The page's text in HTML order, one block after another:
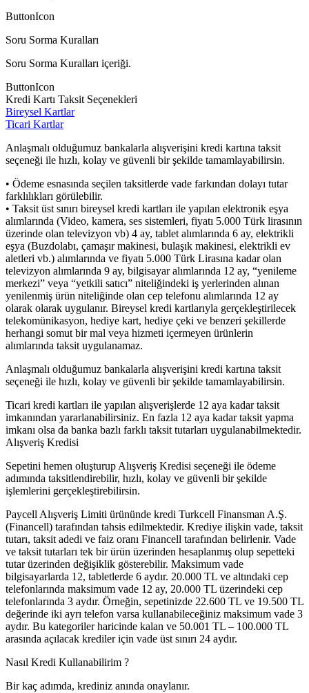
ButtonIcon
Soru Sorma Kuralları
Soru Sorma Kuralları içeriği.
ButtonIcon
Kredi Kartı Taksit Seçenekleri
Bireysel Kartlar
Ticari Kartlar
Anlaşmalı olduğumuz bankalarla alışverişini kredi kartına taksit
seçeneği ile hızlı, kolay ve güvenli bir şekilde tamamlayabilirsin.
• Ödeme esnasında seçilen taksitlerde vade farkından dolayı tutar
farklılıkları görülebilir.
• Taksit üst sınırı bireysel kredi kartları ile yapılan elektronik eşya
alımlarında (Video, kamera, ses sistemleri, fiyatı 5.000 Türk lirasının
üzerinde olan televizyon vb) 4 ay, tablet alımlarında 6 ay, elektrikli
eşya (Buzdolabı, çamaşır makinesi, bulaşık makinesi, elektrikli ev
aletleri vb.) alımlarında ve fiyatı 5.000 Türk Lirasına kadar olan
televizyon alımlarında 9 ay, bilgisayar alımlarında 12 ay, “yenileme
merkezi” veya “yetkili satıcı” niteliğindeki iş yerlerinden alınan
yenilenmiş ürün niteliğinde olan cep telefonu alımlarında 12 ay
olarak olarak uygulanır. Bireysel kredi kartlarıyla gerçekleştirilecek
telekomünikasyon, hediye kart, hediye çeki ve benzeri şekillerde
herhangi somut bir mal veya hizmeti içermeyen ürünlerin
alımlarında taksit uygulanamaz.
Anlaşmalı olduğumuz bankalarla alışverişini kredi kartına taksit
seçeneği ile hızlı, kolay ve güvenli bir şekilde tamamlayabilirsin.
Ticari kredi kartları ile yapılan alışverişlerde 12 aya kadar taksit
imkanından yararlanabilirsiniz. En fazla 12 aya kadar taksit yapma
imkanı olsa da banka bazlı farklı taksit tutarları uygulanabilmektedir.
Alışveriş Kredisi
Sepetini hemen oluşturup Alışveriş Kredisi seçeneği ile ödeme
adımında taksitlendirebilir, hızlı, kolay ve güvenli bir şekilde
işlemlerini gerçekleştirebilirsin.
Paycell Alışveriş Limiti ürününde kredi Turkcell Finansman A.Ş.
(Financell) tarafından tahsis edilmektedir. Krediye ilişkin vade, taksit
tutarı, taksit adedi ve faiz oranı Financell tarafından belirlenir. Vade
ve taksit tutarları tek bir ürün üzerinden hesaplanmış olup sepetteki
tutar üzerinden değişiklik gösterebilir. Maksimum vade
bilgisayarlarda 12, tabletlerde 6 aydır. 20.000 TL ve altındaki cep
telefonlarında maksimum vade 12 ay, 20.000 TL üzerindeki cep
telefonlarında 3 aydır. Örneğin, sepetinizde 22.600 TL ve 19.500 TL
değerinde iki ayrı telefon varsa kullanabileceğiniz maksimum vade 3
aydır. Bu kategoriler haricinde kalan ve 50.001 TL – 100.000 TL
arasında açılacak krediler için vade üst sınırı 24 aydır.
Nasıl Kredi Kullanabilirim ?
Bir kaç adımda, krediniz anında onaylanır.